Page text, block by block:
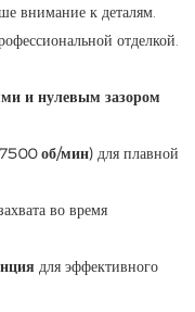
внимание к деталям.
отделкой.
и нулевым зазором
7500 об/мин) для плавной
во время
для эффективного